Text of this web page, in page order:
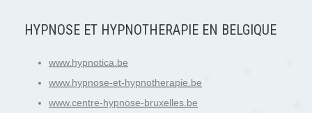
HYPNOSE ET HYPNOTHERAPIE EN BELGIQUE
www.hypnotica.be
www.hypnose-et-hypnotherapie.be
www.centre-hypnose-bruxelles.be